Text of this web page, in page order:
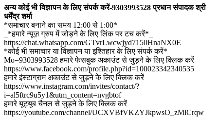
अन्य कोई भी विज्ञापन के लिए संपर्क करें-9303993528 प्रधान संपादक श्री
धर्मेंद्र शर्मा
*समाचार बनाने का समय 12:00 से 1:00*
_*हमारे न्यूज़ ग्रुप में जोड़ने के लिए लिंक पर टच करें*_
https://chat.whatsapp.com/GTvrLwcwjyd7150HnaNX0E
*कोई भी समाचार या विज्ञापन या इश्तिहार के लिए संपर्क करें*
Mo=9303993528 हमारे फेसबुक अकाउंट से जुड़ने के लिए क्लिक करें
https://www.facebook.com/profile.php?id=100023342340535
हमारे इंस्टाग्राम अकाउंट से जुड़ने के लिए क्लिक करें
https://www.instagram.com/invites/contact/?
i=al5ftrc9u5y1&utm_content=nvgbtof
हमारे यूट्यूब चैनल से जुड़ने के लिए क्लिक करें
https://youtube.com/channel/UCXVBfVKZYJkpwsO_zMlCrqw